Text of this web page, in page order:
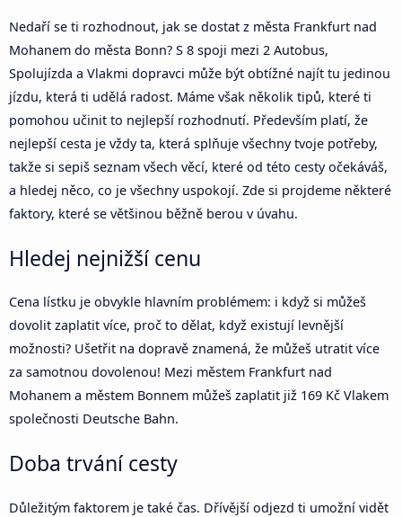
Nedaří se ti rozhodnout, jak se dostat z města Frankfurt nad
Mohanem do města Bonn? S 8 spoji mezi 2 Autobus,
Spolujízda a Vlakmi dopravci může být obtížné najít tu jedinou
jízdu, která ti udělá radost. Máme však několik tipů, které ti
pomohou učinit to nejlepší rozhodnutí. Především platí, že
nejlepší cesta je vždy ta, která splňuje všechny tvoje potřeby,
takže si sepiš seznam všech věcí, které od této cesty očekáváš,
a hledej něco, co je všechny uspokojí. Zde si projdeme některé
faktory, které se většinou běžně berou v úvahu.
Hledej nejnižší cenu
Cena lístku je obvykle hlavním problémem: i když si můžeš
dovolit zaplatit více, proč to dělat, když existují levnější
možnosti? Ušetřit na dopravě znamená, že můžeš utratit více
za samotnou dovolenou! Mezi městem Frankfurt nad
Mohanem a městem Bonnem můžeš zaplatit již 169 Kč Vlakem
společnosti Deutsche Bahn.
Doba trvání cesty
Důležitým faktorem je také čas. Dřívější odjezd ti umožní vidět